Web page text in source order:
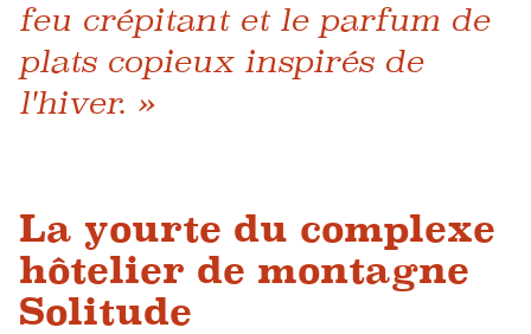
feu crépitant et le parfum de
plats copieux inspirés de
l'hiver. »
La yourte du complexe
hôtelier de montagne
Solitude